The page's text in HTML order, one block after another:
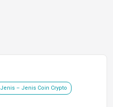
Jenis – Jenis Coin Crypto